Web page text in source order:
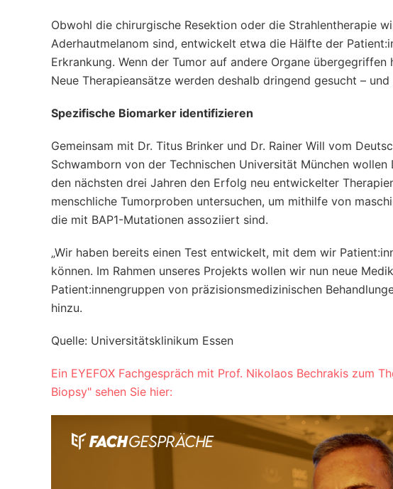
Obwohl die chirurgische Resektion oder die Strahlentherapie
Aderhautmelanom sind, entwickelt etwa die Hälfte der
Erkrankung. Wenn der Tumor auf andere Organe
Neue Therapieansätze werden deshalb dringend gesucht –
Spezifische Biomarker identifizieren
Gemeinsam mit Dr. Titus Brinker und Dr. Rainer Will vom
Schwamborn von der Technischen Universität München
den nächsten drei Jahren den Erfolg neu entwickelter
menschliche Tumorproben untersuchen, um mithilfe von
die mit BAP1-Mutationen assoziiert sind.
„Wir haben bereits einen Test entwickelt, mit dem wir
können. Im Rahmen unseres Projekts wollen wir nun neue
Patient:innengruppen von präzisionsmedizinischen
hinzu.
Quelle: Universitätsklinikum Essen
Ein EYEFOX Fachgespräch mit Prof. Nikolaos Bechrakis zum
Biopsy" sehen Sie hier: